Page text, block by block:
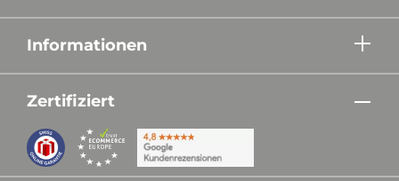
Informationen
Zertifiziert